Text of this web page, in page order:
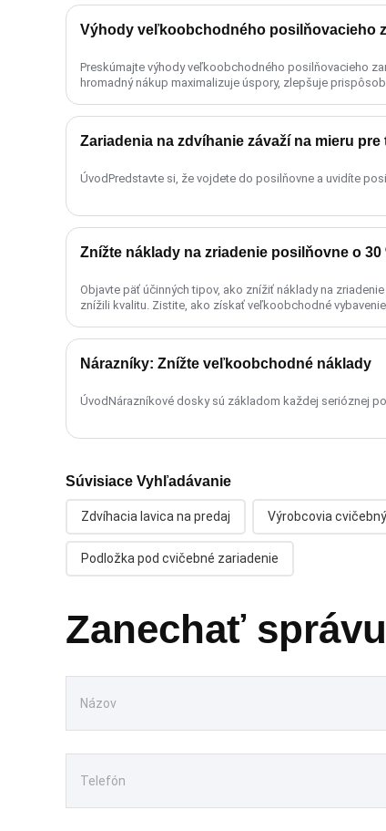
Výhody veľkoobchodného posilňovacieho
Preskúmajte výhody veľkoobchodného posilňovacieho
hromadný nákup maximalizuje úspory, zlepšuje
Zariadenia na zdvíhanie závaží na mieru
ÚvodPredstavte si, že vojdete do posilňovne a uvidíte
Objavte päť účinných tipov, ako znížiť náklady na
znížili kvalitu. Zistite, ako získať veľkoobchodné
Nárazníky: Znížte veľkoobchodné náklady
ÚvodNárazníkové dosky sú základom každej serióznej
Súvisiace Vyhľadávanie
Zdvíhacia lavica na predaj Výrobcovia
Podložka pod cvičebné zariadenie
Zanechať správu